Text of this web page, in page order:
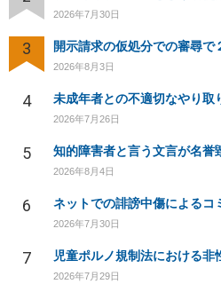
2026年7月30日
3
2026年8月3日
4 未成年者との不適切なやり取
2026年7月26日
5
2026年8月4日
6
2026年7月30日
7 児童ポルノ規制法における非
2026年7月29日